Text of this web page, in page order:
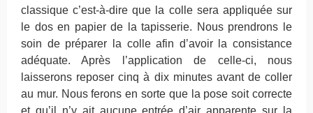
classique c’est-à-dire que la colle sera appliquée sur
le dos en papier de la tapisserie. Nous prendrons le
soin de préparer la colle afin d’avoir la consistance
adéquate. Après l’application de celle-ci, nous
laisserons reposer cinq à dix minutes avant de coller
au mur. Nous ferons en sorte que la pose soit correcte
et qu’il n’y ait aucune entrée d’air apparente sur la